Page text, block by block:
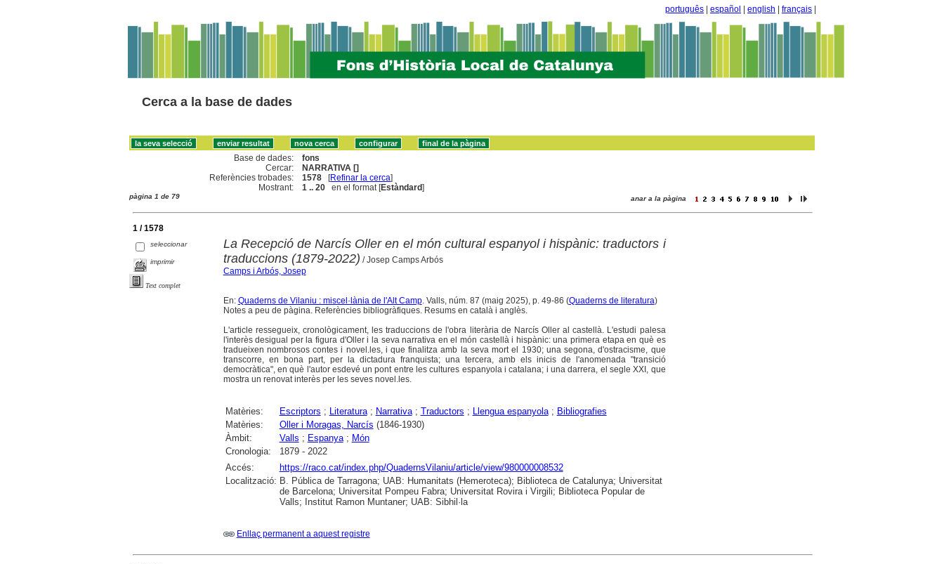
português español english français
Cerca a la base de dades
Base de dades:
fons
Cercar:
NARRATIVA []
Referències trobades:
1578 [Refinar la cerca]
Mostrant:
1 .. 20 en el format [Estàndard]
pàgina 1 de 79 anar a la pàgina
1 / 1578
seleccionar
imprimir
Text complet
La Recepció de Narcís Oller en el món cultural espanyol i hispànic: traductors i
traduccions (1879-2022) / Josep Camps Arbós
Camps i Arbós, Josep
En: Quaderns de Vilaniu : miscel·lània de l'Alt Camp. Valls, núm. 87 (maig 2025), p. 49-86 (Quaderns de literatura)
Notes a peu de pàgina. Referències bibliogràfiques. Resums en català i anglès.
L'article ressegueix, cronològicament, les traduccions de l'obra literària de Narcís Oller al castellà. L'estudi palesa
l'interès desigual per la figura d'Oller i la seva narrativa en el món castellà i hispànic: una primera etapa en què es
tradueixen nombrosos contes i novel.les, i que finalitza amb la seva mort el 1930; una segona, d'ostracisme, que
transcorre, en bona part, per la dictadura franquista; una tercera, amb els inicis de l'anomenada "transició
democràtica", en què l'autor esdevé un pont entre les cultures espanyola i catalana; i una darrera, el segle XXI, que
mostra un renovat interès per les seves novel.les.
Matèries: Escriptors ; Literatura; Narrativa; Traductors ; Llengua espanyola; Bibliografies
Matèries:
Oller i Moragas, Narcís (1846-1930)
Àmbit:
Valls ; Espanya; Món
Cronologia:
1879 - 2022
Accés:
https://raco.cat/index.php/QuadernsVilaniu/article/view/980000008532
Localització: B. Pública de Tarragona; UAB: Humanitats (Hemeroteca); Biblioteca de Catalunya; Universitat
de Barcelona; Universitat Pompeu Fabra; Universitat Rovira i Virgili; Biblioteca Popular de
Valls; Institut Ramon Muntaner; UAB: Sibhil·la
Enllaç permanent a aquest registre